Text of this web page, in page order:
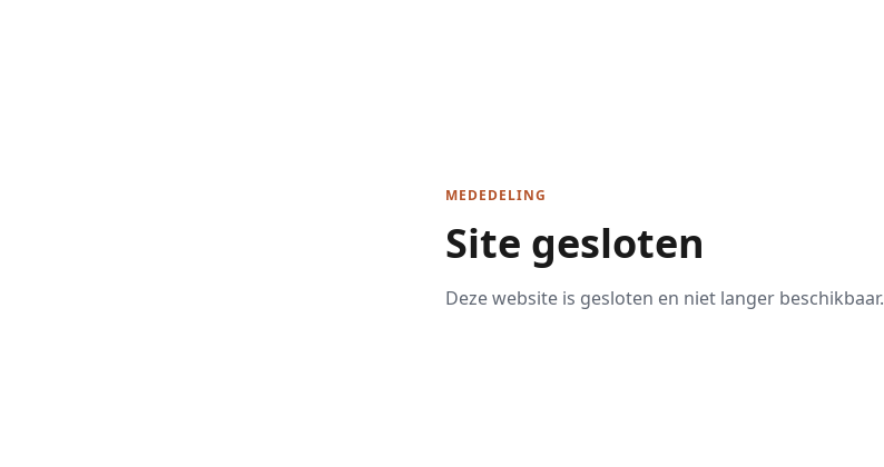
MEDEDELING
Site gesloten
Deze website is gesloten en niet langer beschikbaar.